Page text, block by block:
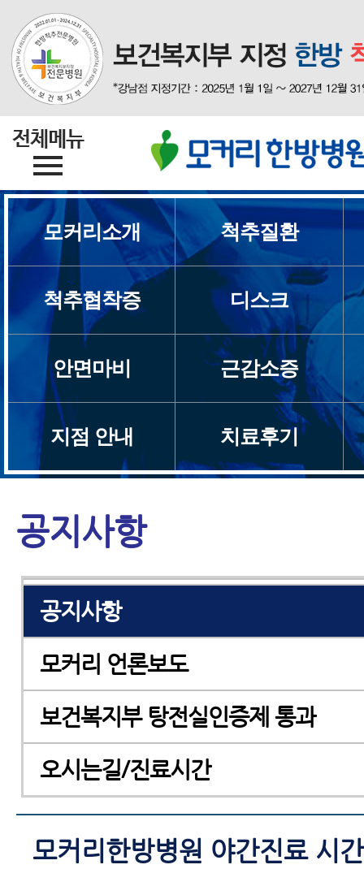
모커리소개 척추질환
척추협착증 디스크
안면마비 근감소증
지점 안내 치료후기
공지사항
모커리소개
브랜드스토리
의료진소개
설립자 인사말
지점소개
공지사항
모커리 언론보도
보건복지부 탕전실인증제 통과
오시는길/진료시간
모커리한방병원 야간진료 시